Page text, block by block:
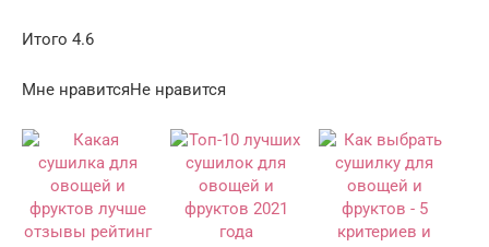
Итого 4.6
Мне нравитсяНе нравится